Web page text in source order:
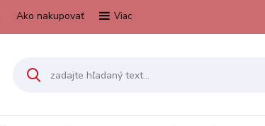
Ako nakupovať Viac